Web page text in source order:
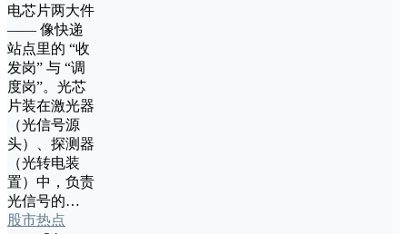
电芯片两大件
—— 像快递
站点里的 “收
发岗” 与 “调
度岗”。光芯
片装在激光器
（光信号源
头）、探测器
（光转电装
置）中，负责
光信号的…
股市热点